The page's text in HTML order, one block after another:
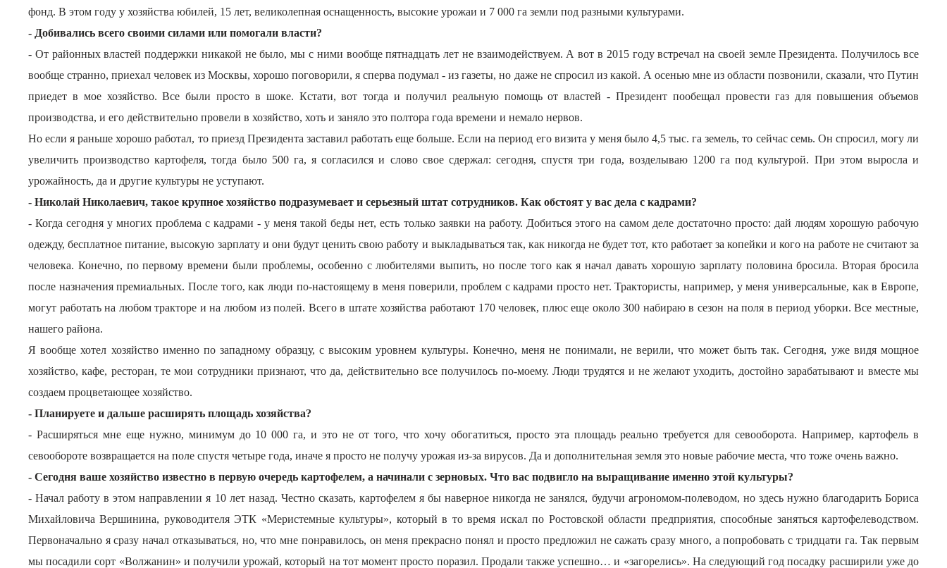
фонд. В этом году у хозяйства юбилей, 15 лет, великолепная оснащенность, высокие урожаи и 7 000 га земли под разными культурами.
- Добивались всего своими силами или помогали власти?
- От районных властей поддержки никакой не было, мы с ними вообще пятнадцать лет не взаимодействуем. А вот в 2015 году встречал на своей земле Президента. Получилось все
вообще странно, приехал человек из Москвы, хорошо поговорили, я сперва подумал - из газеты, но даже не спросил из какой. А осенью мне из области позвонили, сказали, что Путин
приедет в мое хозяйство. Все были просто в шоке. Кстати, вот тогда и получил реальную помощь от властей - Президент пообещал провести газ для повышения объемов
производства, и его действительно провели в хозяйство, хоть и заняло это полтора года времени и немало нервов.
Но если я раньше хорошо работал, то приезд Президента заставил работать еще больше. Если на период его визита у меня было 4,5 тыс. га земель, то сейчас семь. Он спросил, могу ли
увеличить производство картофеля, тогда было 500 га, я согласился и слово свое сдержал: сегодня, спустя три года, возделываю 1200 га под культурой. При этом выросла и
урожайность, да и другие культуры не уступают.
- Николай Николаевич, такое крупное хозяйство подразумевает и серьезный штат сотрудников. Как обстоят у вас дела с кадрами?
- Когда сегодня у многих проблема с кадрами - у меня такой беды нет, есть только заявки на работу. Добиться этого на самом деле достаточно просто: дай людям хорошую рабочую
одежду, бесплатное питание, высокую зарплату и они будут ценить свою работу и выкладываться так, как никогда не будет тот, кто работает за копейки и кого на работе не считают за
человека. Конечно, по первому времени были проблемы, особенно с любителями выпить, но после того как я начал давать хорошую зарплату половина бросила. Вторая бросила
после назначения премиальных. После того, как люди по-настоящему в меня поверили, проблем с кадрами просто нет. Трактористы, например, у меня универсальные, как в Европе,
могут работать на любом тракторе и на любом из полей. Всего в штате хозяйства работают 170 человек, плюс еще около 300 набираю в сезон на поля в период уборки. Все местные,
нашего района.
Я вообще хотел хозяйство именно по западному образцу, с высоким уровнем культуры. Конечно, меня не понимали, не верили, что может быть так. Сегодня, уже видя мощное
хозяйство, кафе, ресторан, те мои сотрудники признают, что да, действительно все получилось по-моему. Люди трудятся и не желают уходить, достойно зарабатывают и вместе мы
создаем процветающее хозяйство.
- Планируете и дальше расширять площадь хозяйства?
- Расширяться мне еще нужно, минимум до 10 000 га, и это не от того, что хочу обогатиться, просто эта площадь реально требуется для севооборота. Например, картофель в
севообороте возвращается на поле спустя четыре года, иначе я просто не получу урожая из-за вирусов. Да и дополнительная земля это новые рабочие места, что тоже очень важно.
- Сегодня ваше хозяйство известно в первую очередь картофелем, а начинали с зерновых. Что вас подвигло на выращивание именно этой культуры?
- Начал работу в этом направлении я 10 лет назад. Честно сказать, картофелем я бы наверное никогда не занялся, будучи агрономом-полеводом, но здесь нужно благодарить Бориса
Михайловича Вершинина, руководителя ЭТК «Меристемные культуры», который в то время искал по Ростовской области предприятия, способные заняться картофелеводством.
Первоначально я сразу начал отказываться, но, что мне понравилось, он меня прекрасно понял и просто предложил не сажать сразу много, а попробовать с тридцати га. Так первым
мы посадили сорт «Волжанин» и получили урожай, который на тот момент просто поразил. Продали также успешно… и «загорелись». На следующий год посадку расширили уже до